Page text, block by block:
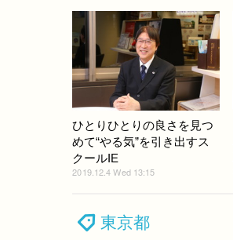
ひとりひとりの良さを見つ
めて“やる気”を引き出すス
クールIE
2019.12.4 Wed 13:15
東京都